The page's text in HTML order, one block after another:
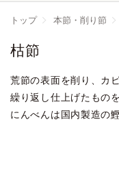
トップ 本節・削り節
枯節
荒節の表面を削り、カ
繰り返し仕上げたもの
にんべんは国内製造の